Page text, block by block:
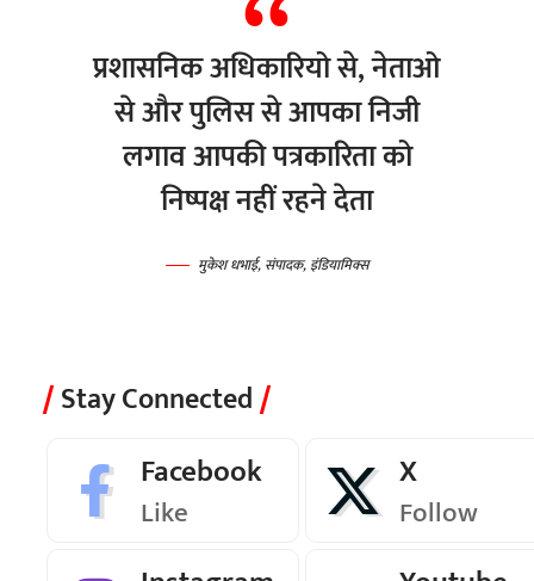
प्रशासनिक अधिकारियो से, नेताओ
से और पुलिस से आपका निजी
लगाव आपकी पत्रकारिता को
निष्पक्ष नहीं रहने देता
मुकेश धभाई, संपादक, इंडियामिक्स
Stay Connected
Facebook
Like
X
Follow